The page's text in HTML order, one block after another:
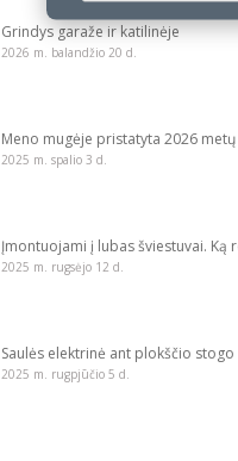
Grindys garaže ir katilinėje
2026 m. balandžio 20 d.
Meno mugėje pristatyta 2026
2025 m. spalio 3 d.
Įmontuojami į lubas šviestuvai. Ką
2025 m. rugsėjo 12 d.
Saulės elektrinė ant plokščio stogo
2025 m. rugpjūčio 5 d.